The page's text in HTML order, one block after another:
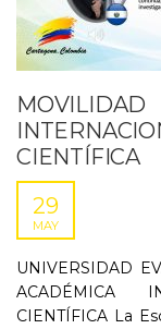
CIENTÍFICA
29
MAY
UNIVERSIDAD
ACADÉMICA
CIENTÍFICA La